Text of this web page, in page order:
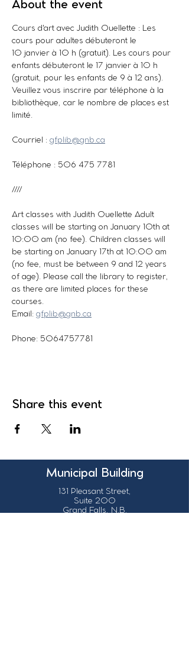
About the event
Cours d'art avec Judith Ouellette : Les
cours pour adultes débuteront le
10 janvier à 10 h (gratuit). Les cours pour
enfants débuteront le 17 janvier à 10 h
(gratuit, pour les enfants de 9 à 12 ans).
Veuillez vous inscrire par téléphone à la
bibliothèque, car le nombre de places est
limité.
Courriel : gfplib@gnb.ca
Téléphone : 506 475 7781
////
Art classes with Judith Ouellette Adult
classes will be starting on January 10th at
10:00 am (no fee). Children classes will
be starting on January 17th at 10:00 am
(no fee, must be between 9 and 12 years
of age). Please call the library to register,
as there are limited places for these
courses.
Email: gfplib@gnb.ca
Phone: 5064757781
Share this event
Municipal Building
131 Pleasant Street,
Suite 200
Grand Falls, N.B.